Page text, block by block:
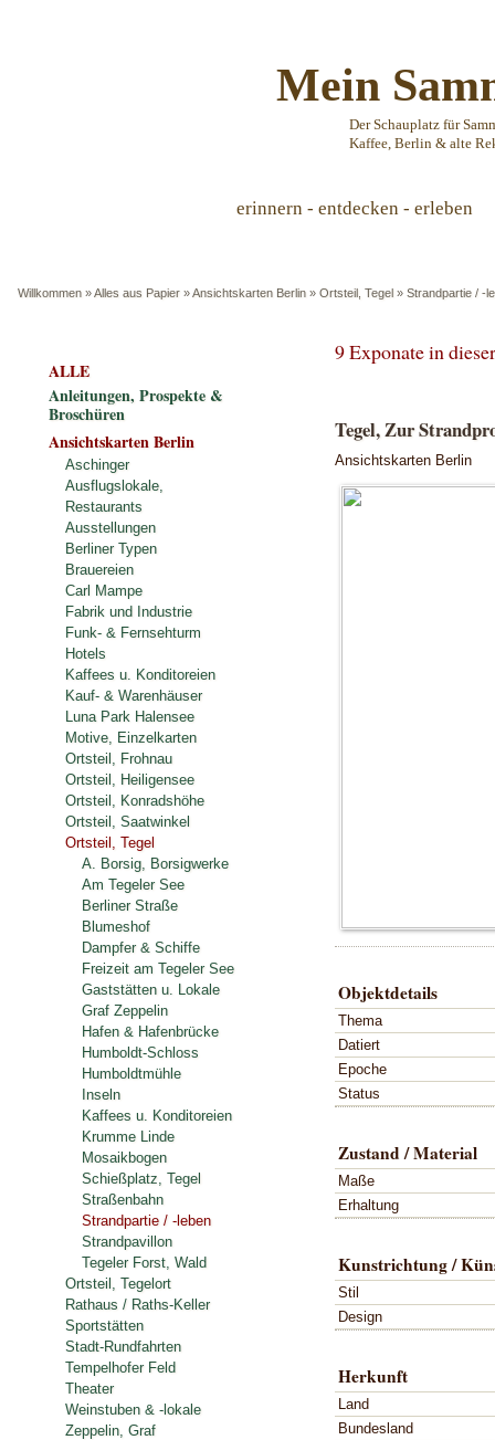
Mein
Der Schauplatz für
Kaffee, Berlin & alte
erinnern - entdecken - erleben
Willkommen »Alles aus Papier »Ansichtskarten Berlin » Ortsteil, Tegel » Strandpartie / -
9 Exponate in
Tegel, Zur
Ansichtskarten Berlin
Objektdetails
Thema
Datiert
Epoche
Status
Zustand / Material
Maße
Erhaltung
Kunstrichtung /
Stil
Design
Herkunft
Land
Bundesland
ALLE
Anleitungen, Prospekte &
Broschüren
Ansichtskarten Berlin
Aschinger
Ausflugslokale,
Restaurants
Ausstellungen
Berliner Typen
Brauereien
Carl Mampe
Fabrik und Industrie
Funk- & Fernsehturm
Hotels
Kaffees u. Konditoreien
Kauf- & Warenhäuser
Luna Park Halensee
Motive, Einzelkarten
Ortsteil, Frohnau
Ortsteil, Heiligensee
Ortsteil, Konradshöhe
Ortsteil, Saatwinkel
Ortsteil, Tegel
A. Borsig, Borsigwerke
Am Tegeler See
Berliner Straße
Blumeshof
Dampfer & Schiffe
Freizeit am Tegeler See
Gaststätten u. Lokale
Graf Zeppelin
Hafen & Hafenbrücke
Humboldt-Schloss
Humboldtmühle
Inseln
Kaffees u. Konditoreien
Krumme Linde
Mosaikbogen
Schießplatz, Tegel
Straßenbahn
Strandpartie / -leben
Strandpavillon
Tegeler Forst, Wald
Ortsteil, Tegelort
Rathaus / Raths-Keller
Sportstätten
Stadt-Rundfahrten
Tempelhofer Feld
Theater
Weinstuben & -lokale
Zeppelin, Graf